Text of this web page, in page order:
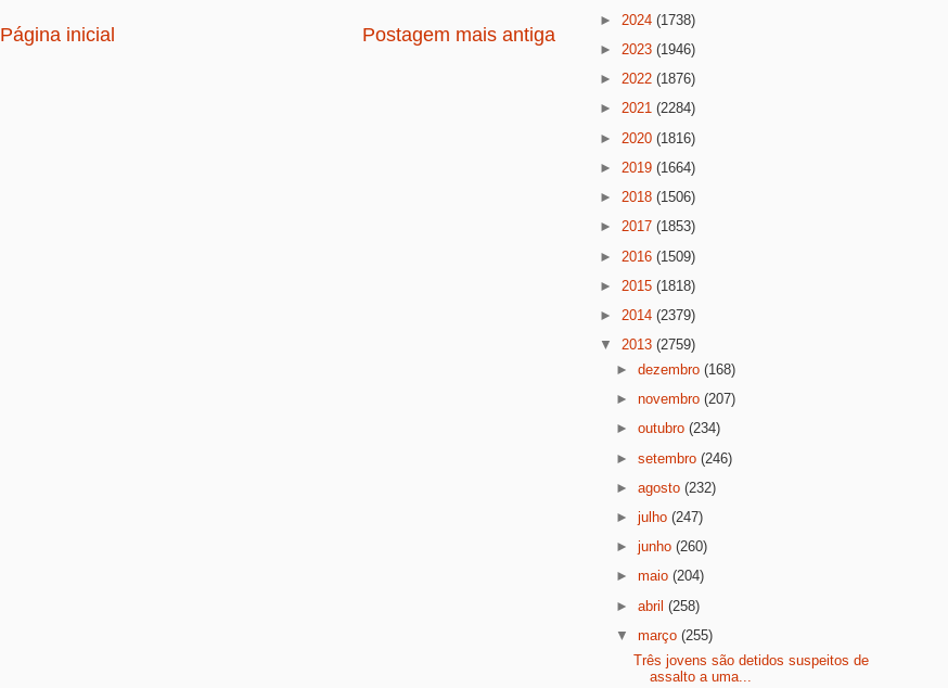
Postagem mais antiga
Página inicial
► 2024 (1738)
► 2023 (1946)
► 2022 (1876)
► 2021 (2284)
► 2020 (1816)
► 2019 (1664)
► 2018 (1506)
► 2017 (1853)
► 2016 (1509)
► 2015 (1818)
► 2014 (2379)
▼ 2013 (2759)
►dezembro(168)
►novembro(207)
►outubro(234)
►setembro(246)
►agosto(232)
►julho(247)
►junho(260)
►maio(204)
►abril(258)
▼março(255)
Três jovens são detidos suspeitos de
assalto a uma...